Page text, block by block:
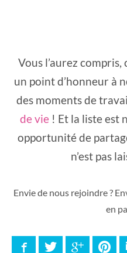
Vous l’aurez compris,
un point d’honneur à
des moments de
de vie ! Et la liste est
opportunité de
n’est pas
Envie de nous rejoindre ?
en
FacebookTwitter Google+